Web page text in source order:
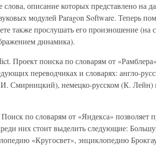
описание которых представлено на
модулей Paragon Software. Теперь
также прослушать его произношение (на
динамика).
Проект поиска по словарям от
переводчиках и словарях: англо-
И. Смирницкий), немецко-русском (К.
по словарям от «Яндекса» позволяет
них стоит выделить следующие:
«Кругосвет», энциклопедию